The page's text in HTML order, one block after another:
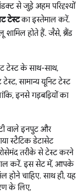
से जुड़े अहम परिदृश्यों
टेस्टका इस्तेमाल करें.
शामिल होते हैं. जैसे, ब्रैंड
टेस्ट के साथ-साथ,
सामान्य यूनिट टेस्ट
इनसे गड़बड़ियों का
वाले इनपुट और
स्टैटिक डेटासेट
तरीके से टेस्ट करने
करें. इस सेट में, आपके
होने चाहिए. साथ ही, यह
के लिए,